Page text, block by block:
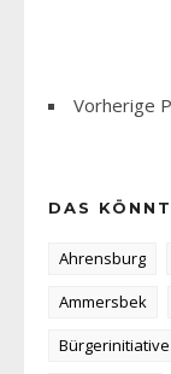
Vorherige
DAS
Ahrensburg
Ammersbek
Bürgerinitiative